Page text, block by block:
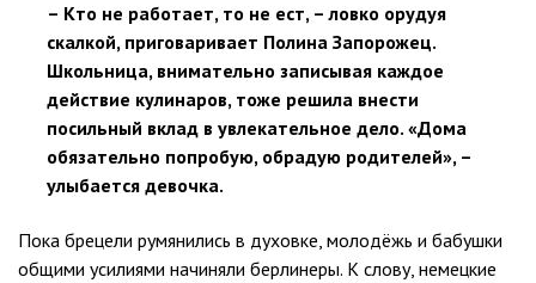
– Кто не работает, то не ест, – ловко орудуя
скалкой, приговаривает Полина Запорожец.
Школьница, внимательно записывая каждое
действие кулинаров, тоже решила внести
посильный вклад в увлекательное дело. «Дома
обязательно попробую, обрадую родителей», –
улыбается девочка.
Пока брецели румянились в духовке, молодёжь и бабушки
общими усилиями начиняли берлинеры. К слову, немецкие